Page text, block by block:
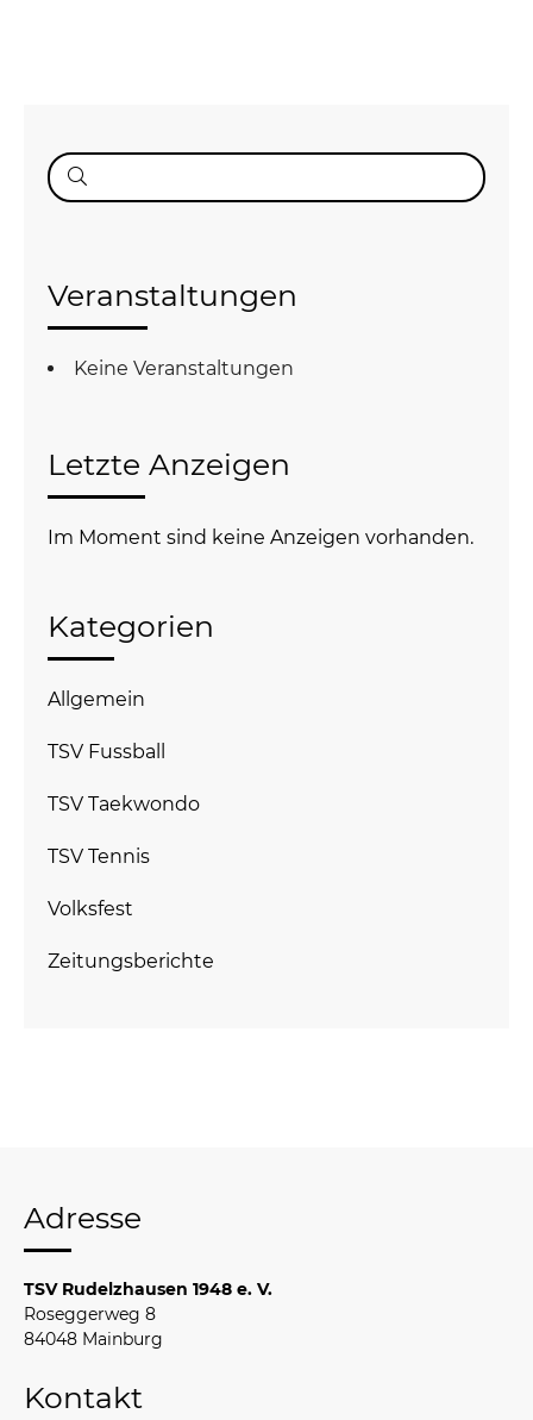
Suche
nach:
Veranstaltungen
Keine Veranstaltungen
Letzte Anzeigen
Im Moment sind keine Anzeigen vorhanden.
Kategorien
Allgemein
TSV Fussball
TSV Taekwondo
TSV Tennis
Volksfest
Zeitungsberichte
Adresse
TSV Rudelzhausen 1948 e. V.
Roseggerweg 8
84048 Mainburg
Kontakt